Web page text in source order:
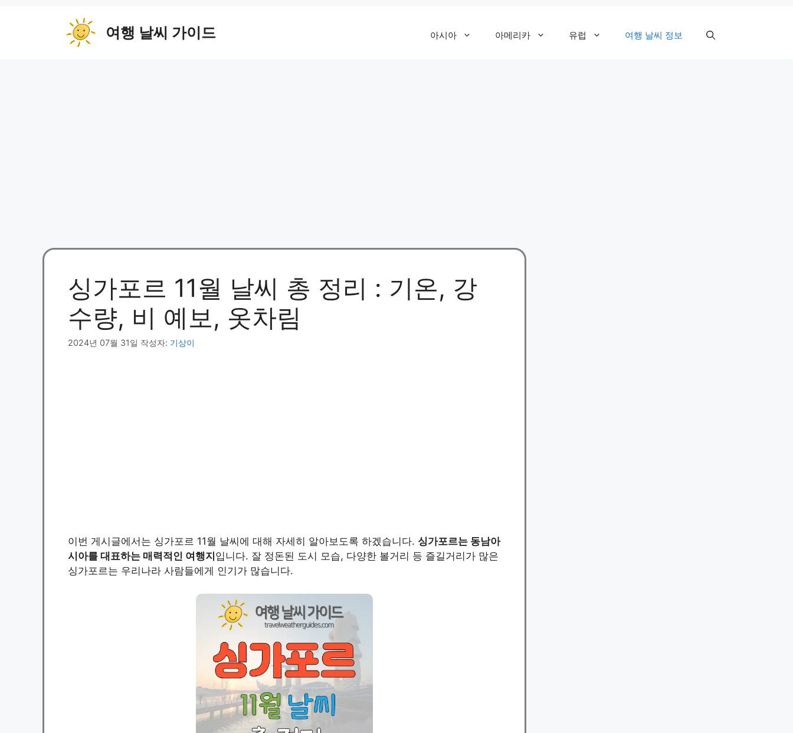
여행 날씨 가이드 아시아 아메리카 유럽 여행 날씨 정보
싱가포르 11월 날씨 총 정리 : 기온, 강
수량, 비 예보, 옷차림
2024년 07월 31일 작성자: 기상이
이번 게시글에서는 싱가포르 11월 날씨에 대해 자세히 알아보도록 하겠습니다. 싱가포르는 동남아
시아를 대표하는 매력적인 여행지 입니다. 잘 정돈된 도시 모습, 다양한 볼거리 등 즐길거리가 많은
싱가포르는 우리나라 사람들에게 인기가 많습니다.